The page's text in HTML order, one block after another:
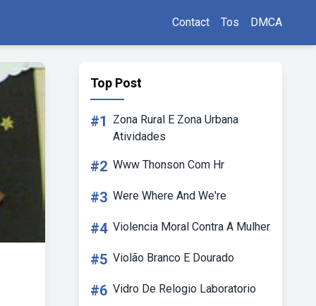
Contact Tos DMCA
Top Post
#1
Zona Rural E Zona Urbana
Atividades
#2 Www Thonson Com Hr
#3 Were Where And We're
#4 Violencia Moral Contra A Mulher
#5 Violão Branco E Dourado
#6 Vidro De Relogio Laboratorio